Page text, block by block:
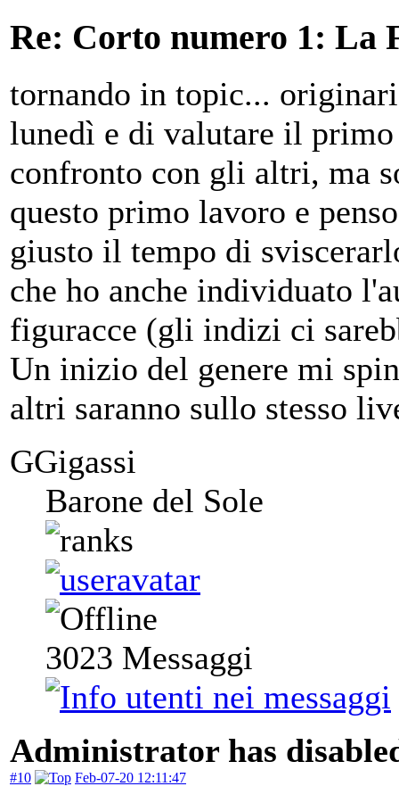
Re: Corto numero 1: La
tornando in topic...
lunedì e di valutare il
confronto con gli altri, ma
questo primo lavoro e
giusto il tempo di
che ho anche individuato
figuracce (gli indizi ci
Un inizio del genere mi
altri saranno sullo stesso
GGigassi
Barone del Sole
3023 Messaggi
Administrator has
#10 Feb-07-20 12:11:47